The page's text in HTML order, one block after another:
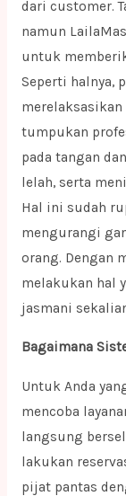
dari customer.
namun
untuk
Seperti halnya,
tumpukan
pada tangan
lelah, serta
Hal ini sudah
mengurangi
orang. Dengan
melakukan hal
jasmani
Bagaimana
Untuk Anda
mencoba
langsung
lakukan
pijat pantas